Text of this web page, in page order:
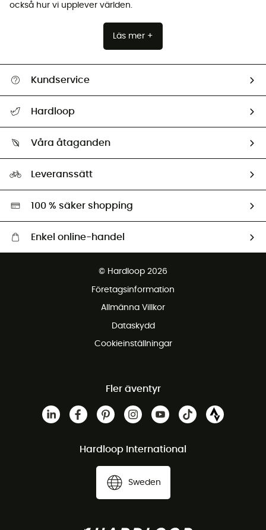
också hur vi upplever världen.
Läs mer +
Kundservice
Retur & återbetalning
Hardloop
Ambassadörer
Våra åtaganden
Miljöanpassat urval
Leveranssätt
100 % säker shopping
Enkel online-handel
© Hardloop 2026
Företagsinformation
Allmänna Villkor
Dataskydd
Cookieinställningar
Fler äventyr
Hardloop International
Sweden